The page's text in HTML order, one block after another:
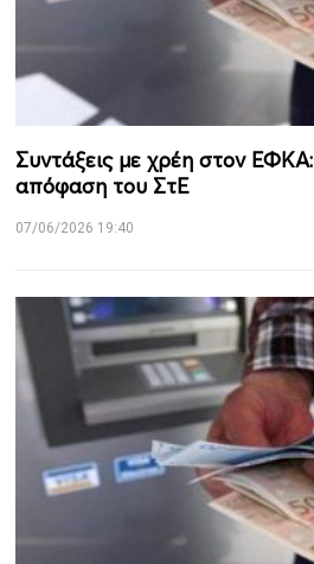
Συντάξεις με χρέη στον
απόφαση του ΣτΕ
07/06/2026 19:40